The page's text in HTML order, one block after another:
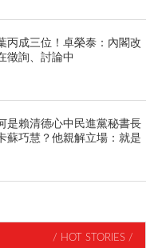
丙成三位！卓榮泰：內閣改
徵詢、討論中
是賴清德心中民進黨秘書長
蘇巧慧？他親解立場：就是
/ HOT STORIES /